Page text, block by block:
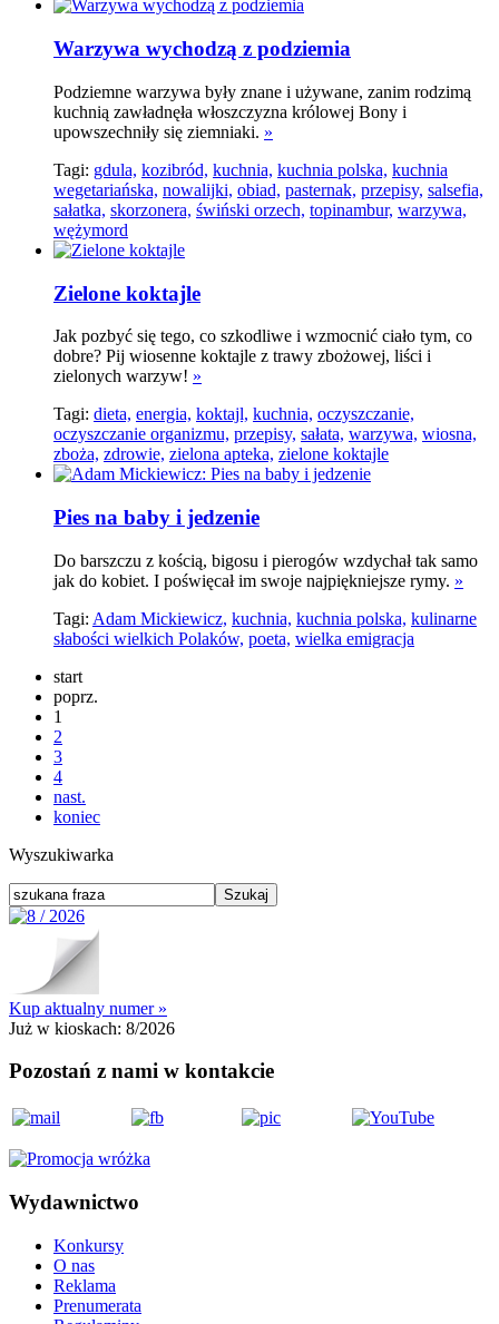
Warzywa wychodzą z podziemia
Podziemne warzywa były znane i używane, zanim rodzimą
kuchnią zawładnęła włoszczyzna królowej Bony i
upowszechniły się ziemniaki. »
Tagi: gdula, kozibród, kuchnia, kuchnia polska, kuchnia
wegetariańska, nowalijki, obiad, pasternak, przepisy, salsefia,
sałatka, skorzonera, świński orzech, topinambur, warzywa,
wężymord
Zielone koktajle
Jak pozbyć się tego, co szkodliwe i wzmocnić ciało tym, co
dobre? Pij wiosenne koktajle z trawy zbożowej, liści i
zielonych warzyw! »
Tagi: dieta, energia, koktajl, kuchnia, oczyszczanie,
oczyszczanie organizmu, przepisy, sałata, warzywa, wiosna,
zboża, zdrowie, zielona apteka, zielone koktajle
Pies na baby i jedzenie
Do barszczu z kością, bigosu i pierogów wzdychał tak samo
jak do kobiet. I poświęcał im swoje najpiękniejsze rymy. »
Tagi: Adam Mickiewicz, kuchnia, kuchnia polska, kulinarne
słabości wielkich Polaków, poeta, wielka emigracja
start
poprz.
1
2
3
4
nast.
koniec
Wyszukiwarka
Kup aktualny numer »
Już w kioskach: 8/2026
Pozostań z nami w kontakcie
Wydawnictwo
Konkursy
O nas
Reklama
Prenumerata